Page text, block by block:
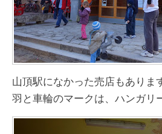
山頂駅になかった売店もありま
羽と車輪のマークは、ハンガリ